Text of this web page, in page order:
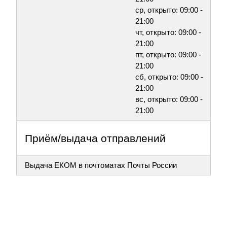
ср, открыто: 09:00 -
21:00
чт, открыто: 09:00 -
21:00
пт, открыто: 09:00 -
21:00
сб, открыто: 09:00 -
21:00
вс, открыто: 09:00 -
21:00
Приём/выдача отправлений
Выдача ЕКОМ в почтоматах Почты России